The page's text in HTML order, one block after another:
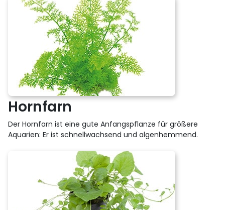
Hornfarn
Der Hornfarn ist eine gute Anfangspflanze für größere
Aquarien: Er ist schnellwachsend und algenhemmend.